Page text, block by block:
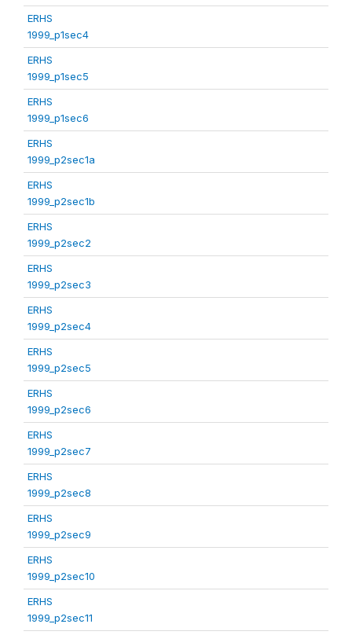
ERHS
1999_p1sec4
ERHS
1999_p1sec5
ERHS
1999_p1sec6
ERHS
1999_p2sec1a
ERHS
1999_p2sec1b
ERHS
1999_p2sec2
ERHS
1999_p2sec3
ERHS
1999_p2sec4
ERHS
1999_p2sec5
ERHS
1999_p2sec6
ERHS
1999_p2sec7
ERHS
1999_p2sec8
ERHS
1999_p2sec9
ERHS
1999_p2sec10
ERHS
1999_p2sec11